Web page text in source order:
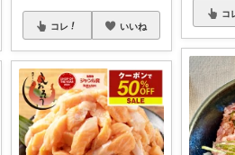
コレ いいね
コ